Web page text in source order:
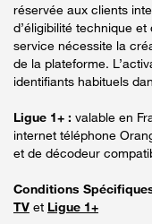
réservée aux clients
d’éligibilité technique
service nécessite la
de la plateforme.
identifiants habituels
Ligue 1+ : valable en
internet téléphone
et de décodeur
Conditions
TV et Ligue 1+